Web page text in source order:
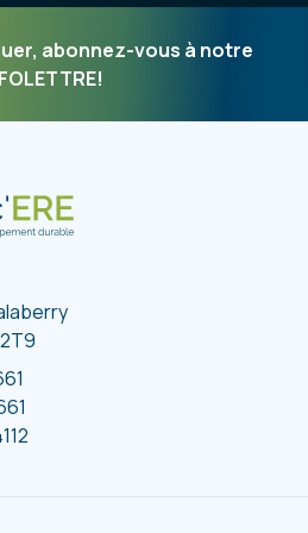
de retirer le surplus de
ou un couteau. Moins de
abonnez-vous à notre